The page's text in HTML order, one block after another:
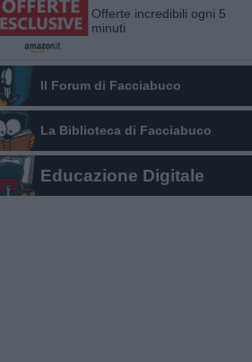
Offerte incredibili ogni 5
minuti
Il Forum di Facciabuco
La Biblioteca di Facciabuco
Educazione Digitale